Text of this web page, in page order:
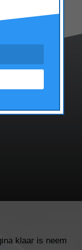
klaar is neem